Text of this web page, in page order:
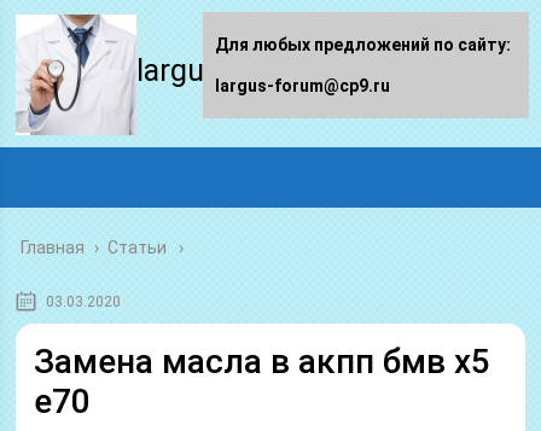
largus-forum.ru
Главная › Статьи
03.03.2020
Замена масла в акпп бмв х5
е70
Для любых предложений по сайту:
largus-forum@cp9.ru